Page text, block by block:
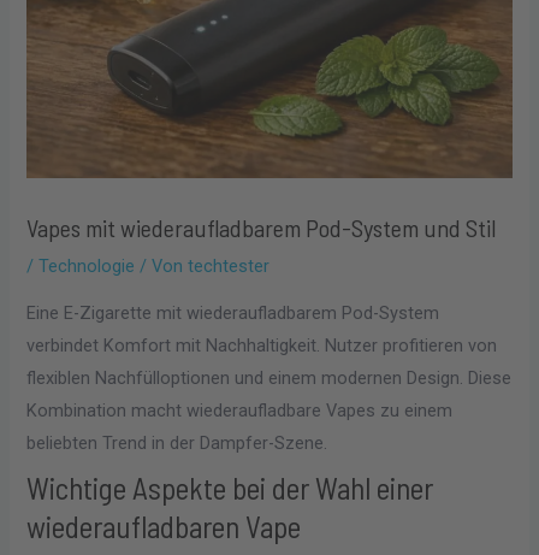
Vapes mit wiederaufladbarem Pod-System und Stil
/Technologie / Vontechtester
Eine E-Zigarette mit wiederaufladbarem Pod-System
verbindet Komfort mit Nachhaltigkeit. Nutzer profitieren von
flexiblen Nachfülloptionen und einem modernen Design. Diese
Kombination macht wiederaufladbare Vapes zu einem
beliebten Trend in der Dampfer-Szene.
Wichtige Aspekte bei der Wahl einer
wiederaufladbaren Vape